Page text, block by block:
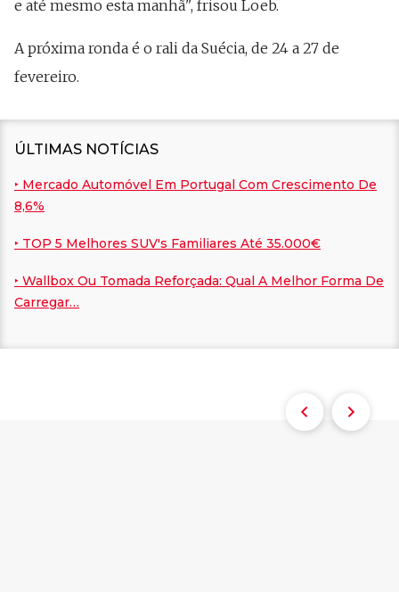
e até mesmo esta manhã", frisou Loeb.
A próxima ronda é o rali da Suécia, de 24 a 27 de
fevereiro.
ÚLTIMAS NOTÍCIAS
‣ Mercado Automóvel Em Portugal Com Crescimento De
8,6%
‣ TOP 5 Melhores SUV's Familiares Até 35.000€
‣ Wallbox Ou Tomada Reforçada: Qual A Melhor Forma De
Carregar…